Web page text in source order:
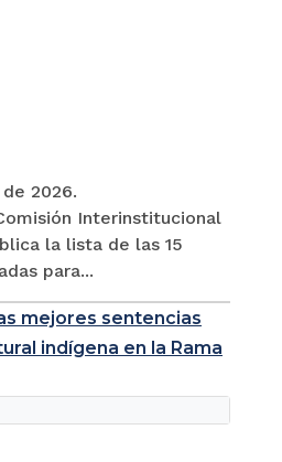
2026.
Interinstitucional
la lista de las 15
para...
mejores sentencias
indígena en la Rama